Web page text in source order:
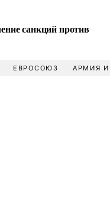
санкций против
ЕВРОСОЮЗ АРМИЯ